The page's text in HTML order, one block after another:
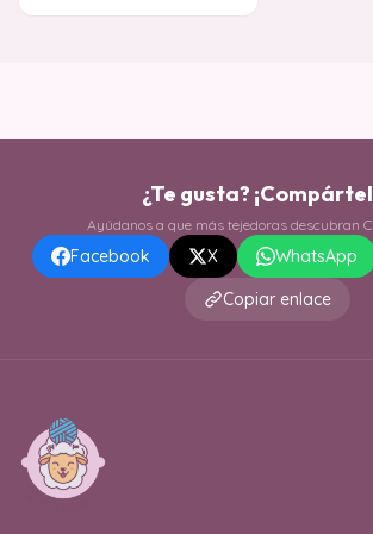
¿Te gusta?
Ayúdanos a que más tejedoras descubran
Facebook X WhatsApp
Copiar enlace